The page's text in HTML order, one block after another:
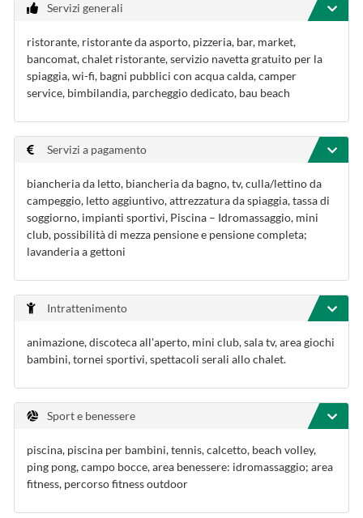
Servizi generali
ristorante, ristorante da asporto, pizzeria, bar, market,
bancomat, chalet ristorante, servizio navetta gratuito per la
spiaggia, wi-fi, bagni pubblici con acqua calda, camper
service, bimbilandia, parcheggio dedicato, bau beach
Servizi a pagamento
biancheria da letto, biancheria da bagno, tv, culla/lettino da
campeggio, letto aggiuntivo, attrezzatura da spiaggia, tassa di
soggiorno, impianti sportivi, Piscina – Idromassaggio, mini
club, possibilità di mezza pensione e pensione completa;
lavanderia a gettoni
Intrattenimento
animazione, discoteca all'aperto, mini club, sala tv, area giochi
bambini, tornei sportivi, spettacoli serali allo chalet.
Sport e benessere
piscina, piscina per bambini, tennis, calcetto, beach volley,
ping pong, campo bocce, area benessere: idromassaggio; area
fitness, percorso fitness outdoor